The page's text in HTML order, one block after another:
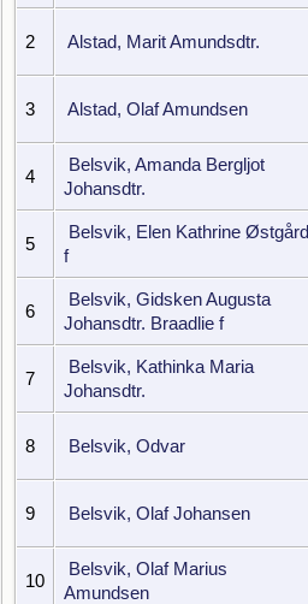
2 Alstad, Marit Amundsdtr.
3 Alstad, Olaf Amundsen
4
Belsvik, Amanda Bergljot
Johansdtr.
5
Belsvik, Elen Kathrine Østgård
f
6
Belsvik, Gidsken Augusta
Johansdtr. Braadlie f
7
Belsvik, Kathinka Maria
Johansdtr.
8 Belsvik, Odvar
9 Belsvik, Olaf Johansen
10
Belsvik, Olaf Marius
Amundsen